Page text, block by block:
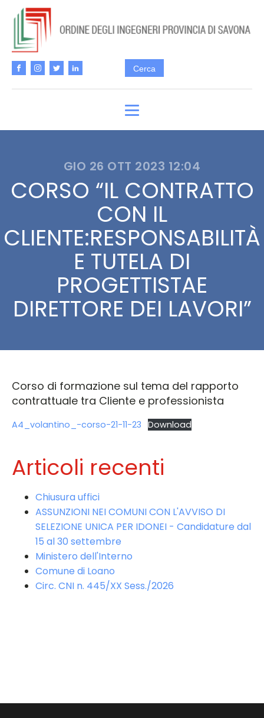
GIO 26 OTT 2023 12:04
CORSO “IL CONTRATTO
CON IL
CLIENTE:RESPONSABILITÀ
E TUTELA DI
PROGETTISTAE
DIRETTORE DEI LAVORI”
Corso di formazione sul tema del rapporto
contrattuale tra Cliente e professionista
A4_volantino_-corso-21-11-23 Download
Articoli recenti
Chiusura uffici
ASSUNZIONI NEI COMUNI CON L'AVVISO DI
SELEZIONE UNICA PER IDONEI - Candidature dal
15 al 30 settembre
Ministero dell'Interno
Comune di Loano
Circ. CNI n. 445/XX Sess./2026